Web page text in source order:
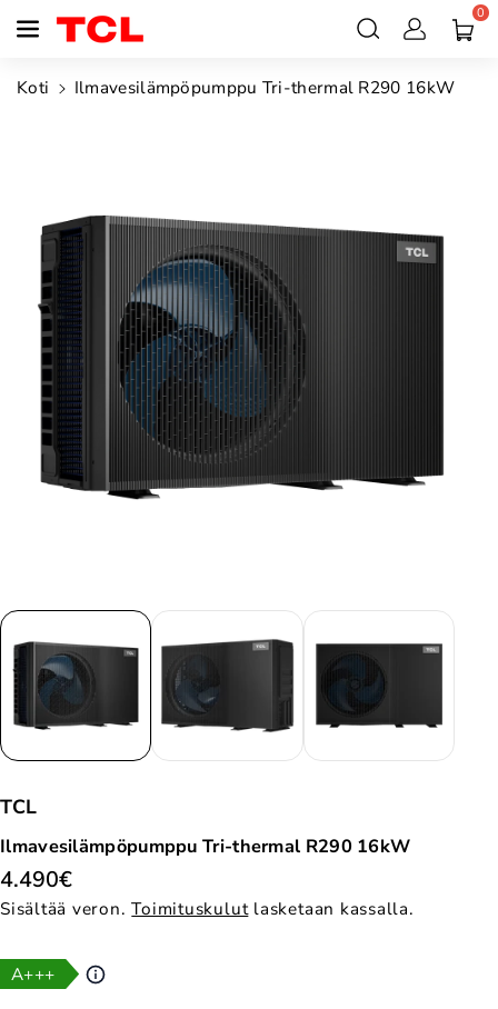
siirry
sisältöön
0
Koti
Ilmavesilämpöpumppu Tri-thermal R290 16kW
TCL
Ilmavesilämpöpumppu Tri-thermal R290 16kW
4.490€
Sisältää veron.Toimituskulutlasketaan kassalla.
A+++